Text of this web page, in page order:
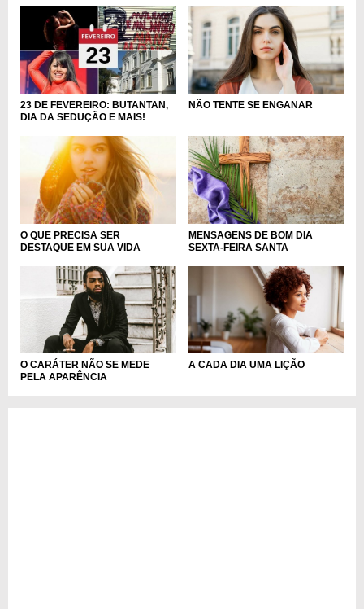
23 DE FEVEREIRO: BUTANTAN,
DIA DA SEDUÇÃO E MAIS!
NÃO TENTE SE ENGANAR
O QUE PRECISA SER
DESTAQUE EM SUA VIDA
MENSAGENS DE BOM DIA
SEXTA-FEIRA SANTA
O CARÁTER NÃO SE MEDE
PELA APARÊNCIA
A CADA DIA UMA LIÇÃO